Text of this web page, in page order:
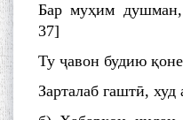
Бар муҳим
37]
Ту ҷавон будию
Зарталаб гаштӣ, худ